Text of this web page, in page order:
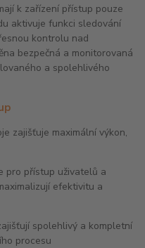
k zařízení přístup pouze
aktivuje funkci sledování
kontrolu nad
bezpečná a monitorovaná
a spolehlivého
zajišťuje maximální výkon,
pro přístup uživatelů a
efektivitu a
spolehlivý a kompletní
procesu